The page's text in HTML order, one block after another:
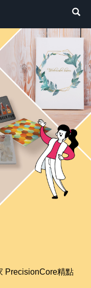
PrecisionCore精點